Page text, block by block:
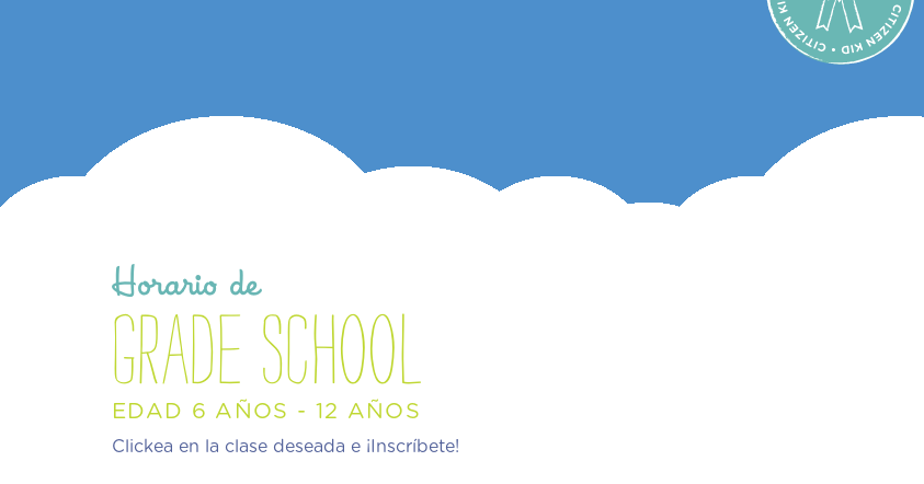
Horario de
grade school
EDAD 6 AÑOS - 12 AÑOS
Clickea en la clase deseada e ¡Inscríbete!